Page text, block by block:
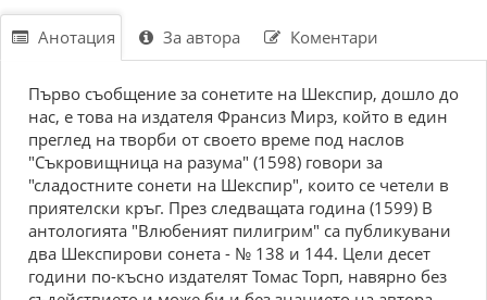
Анотация За автора Коментари
Първо съобщение за сонетите на Шекспир, дошло до
нас, е това на издателя Франсиз Мирз, който в един
преглед на творби от своето време под наслов
"Съкровищница на разума" (1598) говори за
"сладостните сонети на Шекспир", които се четели в
приятелски кръг. През следващата година (1599) В
антологията "Влюбеният пилигрим" са публикувани
два Шекспирови сонета - № 138 и 144. Цели десет
години по-късно издателят Томас Торп, навярно без